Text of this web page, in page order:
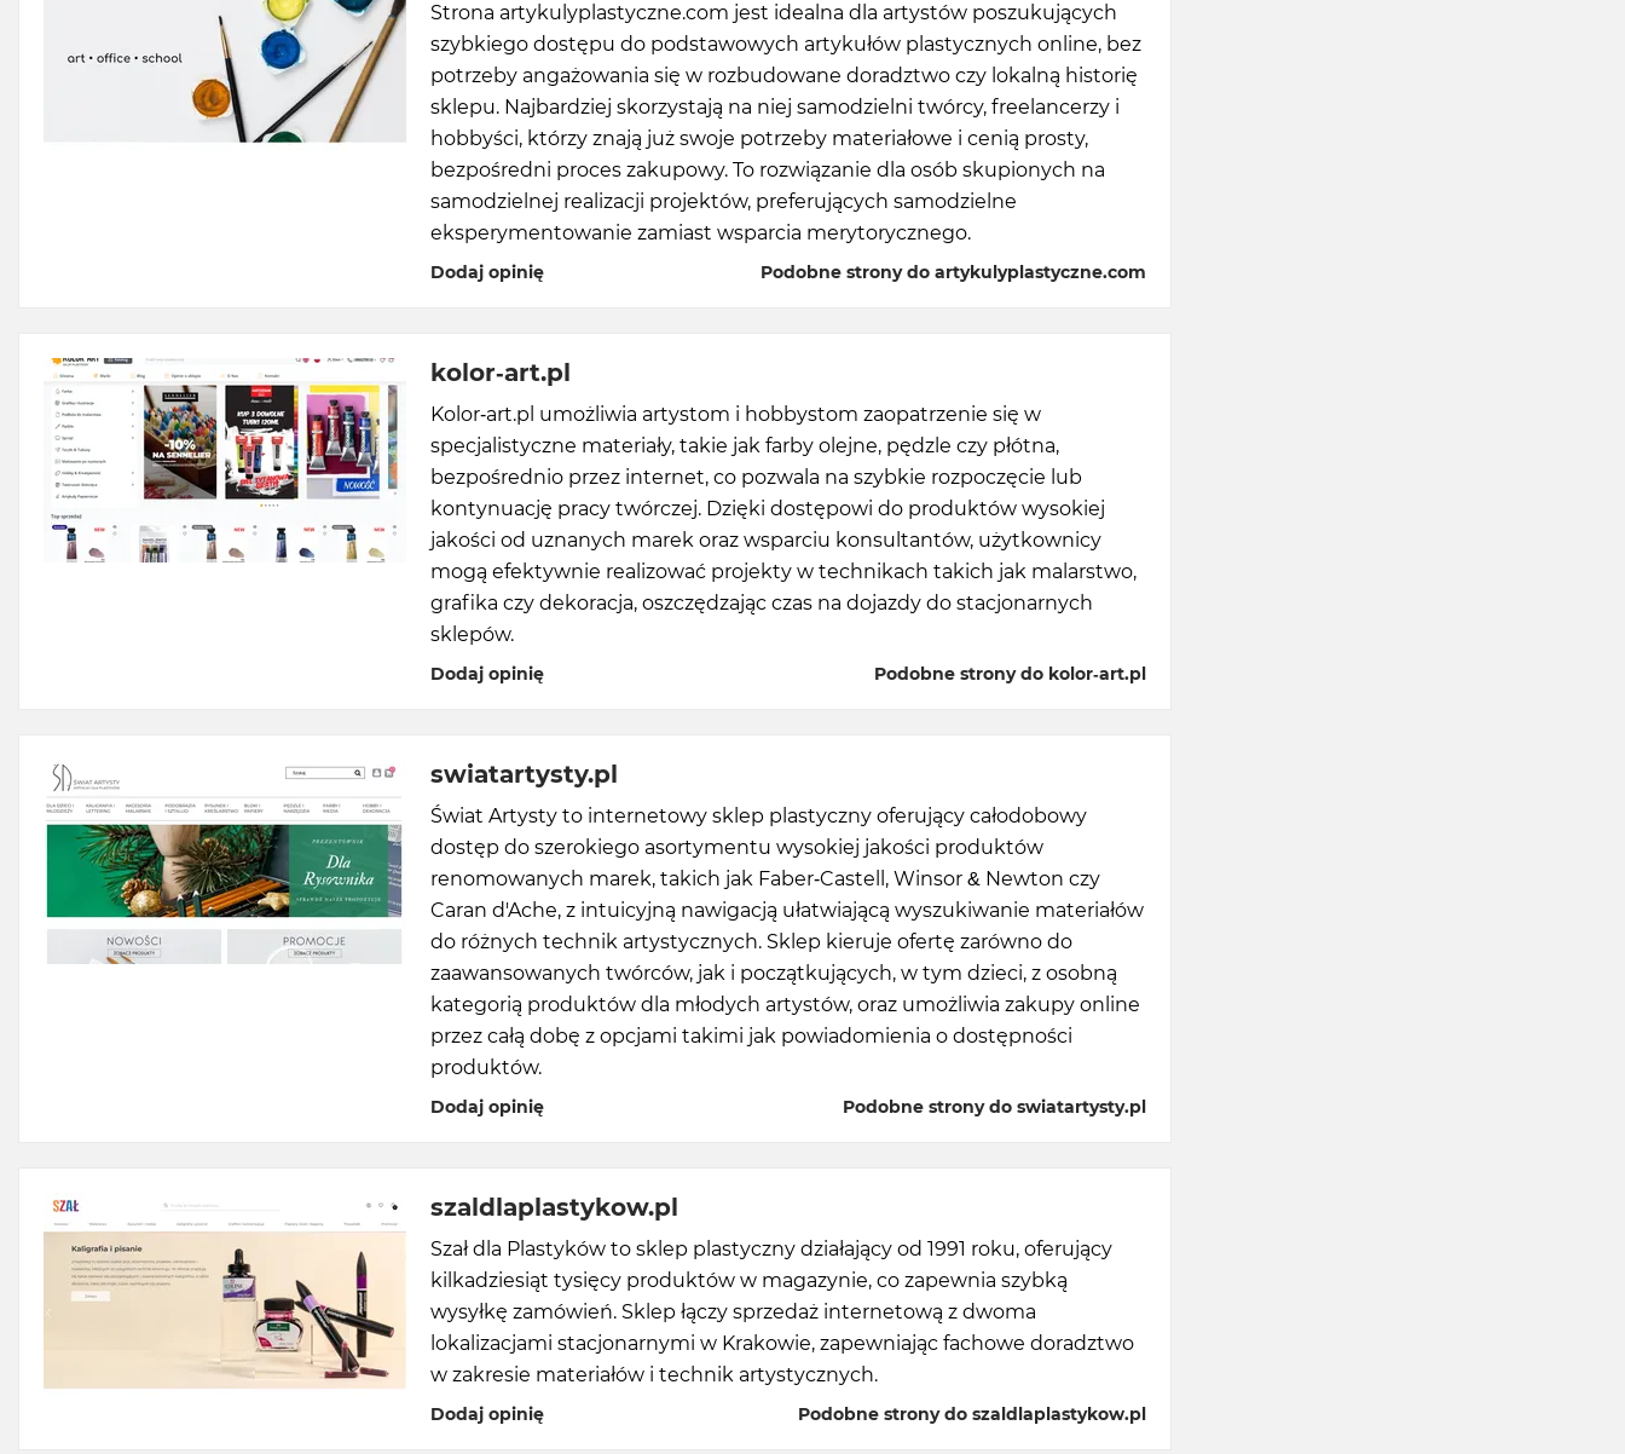
Strona artykulyplastyczne.com jest idealna dla artystów poszukujących
szybkiego dostępu do podstawowych artykułów plastycznych online, bez
potrzeby angażowania się w rozbudowane doradztwo czy lokalną historię
sklepu. Najbardziej skorzystają na niej samodzielni twórcy, freelancerzy i
hobbyści, którzy znają już swoje potrzeby materiałowe i cenią prosty,
bezpośredni proces zakupowy. To rozwiązanie dla osób skupionych na
samodzielnej realizacji projektów, preferujących samodzielne
eksperymentowanie zamiast wsparcia merytorycznego.
Dodaj opinię Podobne strony do artykulyplastyczne.com
kolor-art.pl
Kolor-art.pl umożliwia artystom i hobbystom zaopatrzenie się w
specjalistyczne materiały, takie jak farby olejne, pędzle czy płótna,
bezpośrednio przez internet, co pozwala na szybkie rozpoczęcie lub
kontynuację pracy twórczej. Dzięki dostępowi do produktów wysokiej
jakości od uznanych marek oraz wsparciu konsultantów, użytkownicy
mogą efektywnie realizować projekty w technikach takich jak malarstwo,
grafika czy dekoracja, oszczędzając czas na dojazdy do stacjonarnych
sklepów.
Dodaj opinię Podobne strony do kolor-art.pl
swiatartysty.pl
Świat Artysty to internetowy sklep plastyczny oferujący całodobowy
dostęp do szerokiego asortymentu wysokiej jakości produktów
renomowanych marek, takich jak Faber-Castell, Winsor & Newton czy
Caran d'Ache, z intuicyjną nawigacją ułatwiającą wyszukiwanie materiałów
do różnych technik artystycznych. Sklep kieruje ofertę zarówno do
zaawansowanych twórców, jak i początkujących, w tym dzieci, z osobną
kategorią produktów dla młodych artystów, oraz umożliwia zakupy online
przez całą dobę z opcjami takimi jak powiadomienia o dostępności
produktów.
Dodaj opinię Podobne strony do swiatartysty.pl
szaldlaplastykow.pl
Szał dla Plastyków to sklep plastyczny działający od 1991 roku, oferujący
kilkadziesiąt tysięcy produktów w magazynie, co zapewnia szybką
wysyłkę zamówień. Sklep łączy sprzedaż internetową z dwoma
lokalizacjami stacjonarnymi w Krakowie, zapewniając fachowe doradztwo
w zakresie materiałów i technik artystycznych.
Dodaj opinię Podobne strony do szaldlaplastykow.pl